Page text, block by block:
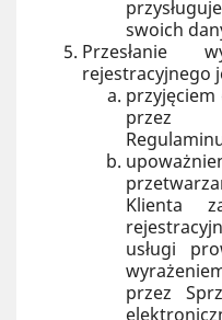
swoich
Przesłanie
rejestracyjnego
przez
Klienta
usługi
przez